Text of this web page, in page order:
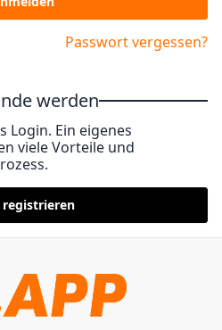
Passwort vergessen?
werden
Login. Ein eigenes
viele Vorteile und
registrieren